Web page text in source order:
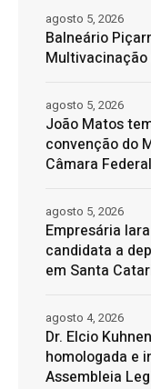
Balneário
Multivacinação
agosto 5, 2026
João Matos
convenção do
Câmara Federal
agosto 5, 2026
Empresária
candidata a
em Santa
agosto 5, 2026
Dr. Elcio
homologada e
Assembleia
agosto 4, 2026